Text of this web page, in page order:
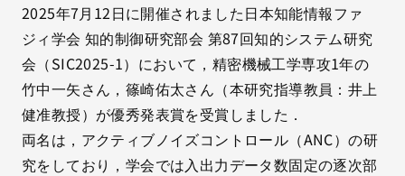
2025年7月12日に開催されました日本知能情報ファ
ジィ学会 知的制御研究部会 第87回知的システム研究
会（SIC2025-1）において，精密機械工学専攻1年の
竹中一矢さん，篠崎佑太さん（本研究指導教員：井上
健准教授）が優秀発表賞を受賞しました．
両名は，アクティブノイズコントロール（ANC）の研
究をしており，学会では入出力データ数固定の逐次部